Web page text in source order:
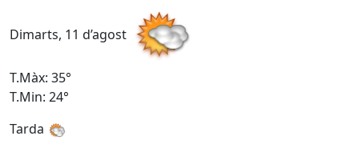
Dimarts, 11 d’agost
T.Màx: 35°
T.Min: 24°
Tarda